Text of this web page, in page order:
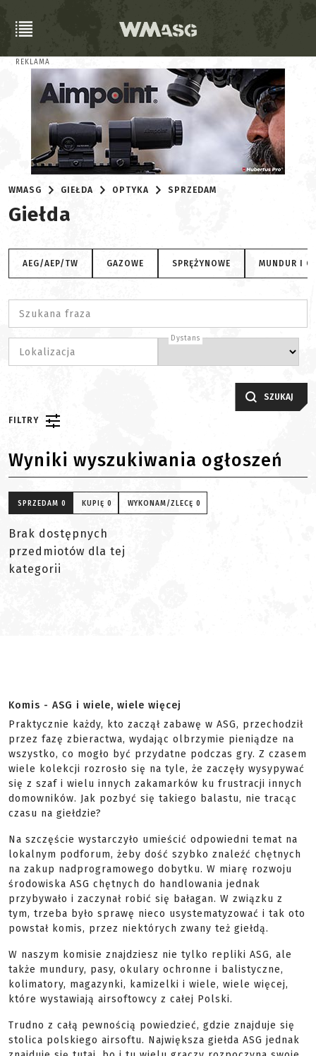
REKLAMA
WMASG GIEŁDA OPTYKA SPRZEDAM
Giełda
AEG/AEP/TW GAZOWE SPRĘŻYNOWE MUNDUR I
Szukana fraza
Lokalizacja
Dystans
SZUKAJ
FILTRY
Wyniki wyszukiwania ogłoszeń
SPRZEDAM 0 KUPIĘ 0 WYKONAM/ZLECĘ 0
Brak dostępnych
przedmiotów dla tej
kategorii
Komis - ASG i wiele, wiele więcej
Praktycznie każdy, kto zaczął zabawę w ASG, przechodził
przez fazę zbieractwa, wydając olbrzymie pieniądze na
wszystko, co mogło być przydatne podczas gry. Z czasem
wiele kolekcji rozrosło się na tyle, że zaczęły wysypywać
się z szaf i wielu innych zakamarków ku frustracji innych
domowników. Jak pozbyć się takiego balastu, nie tracąc
czasu na giełdzie?
Na szczęście wystarczyło umieścić odpowiedni temat na
lokalnym podforum, żeby dość szybko znaleźć chętnych
na zakup nadprogramowego dobytku. W miarę rozwoju
środowiska ASG chętnych do handlowania jednak
przybywało i zaczynał robić się bałagan. W związku z
tym, trzeba było sprawę nieco usystematyzować i tak oto
powstał komis, przez niektórych zwany też giełdą.
W naszym komisie znajdziesz nie tylko repliki ASG, ale
także mundury, pasy, okulary ochronne i balistyczne,
kolimatory, magazynki, kamizelki i wiele, wiele więcej,
które wystawiają airsoftowcy z całej Polski.
Trudno z całą pewnością powiedzieć, gdzie znajduje się
stolica polskiego airsoftu. Największa giełda ASG jednak